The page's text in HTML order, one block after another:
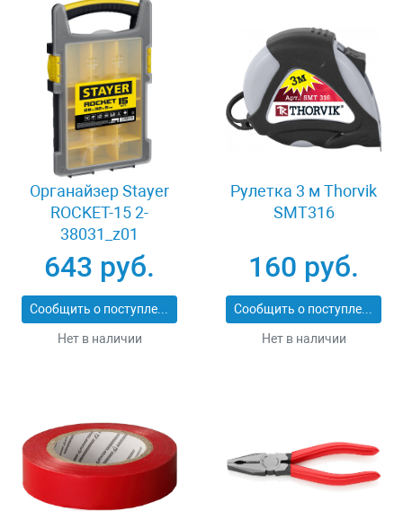
Органайзер Stayer
ROCKET-15 2-
38031_z01
643 руб.
Сообщить о поступлении
Нет в наличии
Рулетка 3 м Thorvik
SMT316
160 руб.
Сообщить о поступлении
Нет в наличии